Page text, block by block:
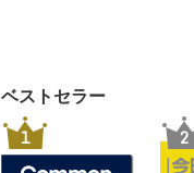
事例 退院してしば
事例 看護ケアに
事例 嚥下障害の
ベストセラー
1 2